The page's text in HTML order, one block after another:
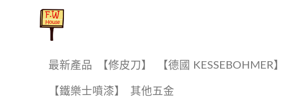
最新產品 【修皮刀】 【德國 KESSEBOHMER】
【鐵樂士噴漆】 其他五金